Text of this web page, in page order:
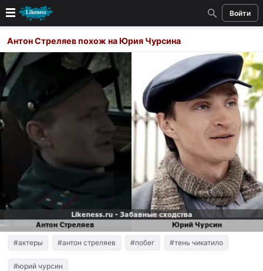
Войти
Новые
Лучшие
Голосование
Кандидаты
Случайное сходство 👍
Создать сходство
Для публикации необходима авторизация
Поиск
Антон Стреляев похож на Юрия Чурсина
#актеры #антон стреляев #побег #тень чикатило
#юрий чурсин